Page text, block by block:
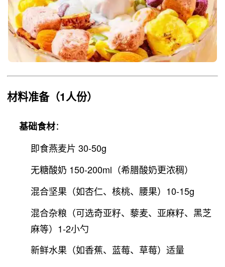
材料准备（1人份）
基础食材：
即食燕麦片 30-50g
无糖酸奶 150-200ml（希腊酸奶更浓稠）
混合坚果（如杏仁、核桃、腰果）10-15g
混合杂粮（可选奇亚籽、藜麦、亚麻籽、黑芝
麻等）1-2小勺
新鲜水果（如香蕉、蓝莓、草莓）适量